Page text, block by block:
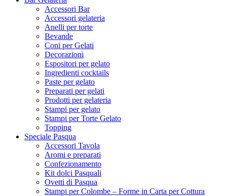
Accessori Bar
Accessori gelateria
Anelli per torte
Bevande
Coni per Gelati
Decorazioni
Espositori per gelato
Ingredienti cocktails
Paste per gelato
Preparati per gelati
Prodotti per gelateria
Stampi per gelato
Stampi per Torte Gelato
Topping
Speciale Pasqua
Accessori Tavola
Aromi e preparati
Confezionamento
Kit dolci Pasquali
Ovetti di Pasqua
Stampi per Colombe – Forme in Carta per Cottura